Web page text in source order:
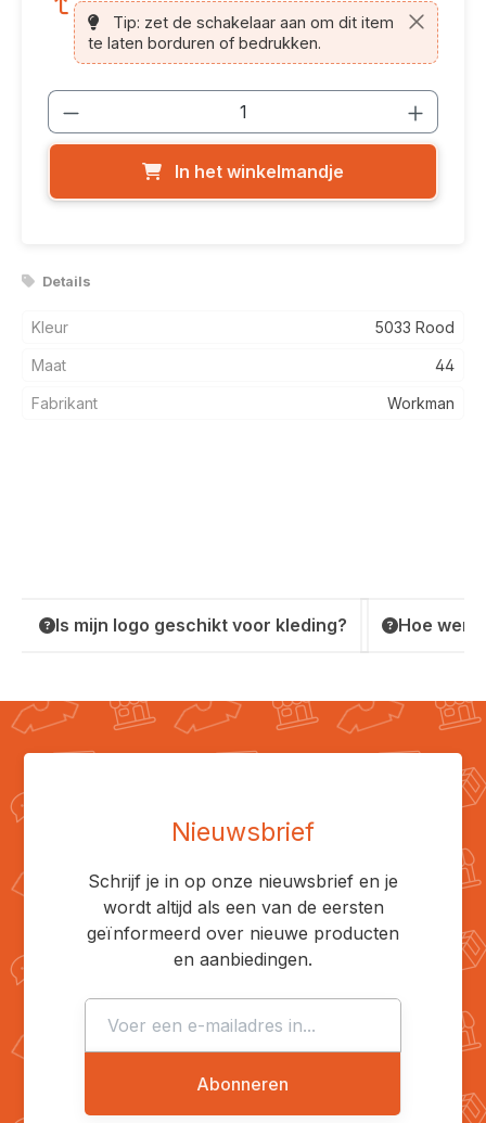
Tip: zet de schakelaar aan om dit item
te laten borduren of bedrukken.
Producthoeveelheid: Voer de
In het winkelmandje
Details
Kleur 5033 Rood
Maat 44
Fabrikant Workman
Is mijn logo geschikt voor kleding? Hoe
Nieuwsbrief
Schrijf je in op onze nieuwsbrief en je
wordt altijd als een van de eersten
geïnformeerd over nieuwe producten
en aanbiedingen.
Abonneren